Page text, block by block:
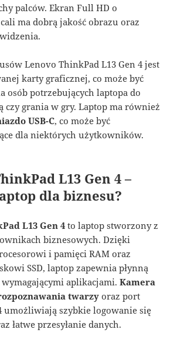
palców. Ekran Full HD o
ma dobrą jakość obrazu oraz
Lenovo ThinkPad L13 Gen 4 jest
karty graficznej, co może być
osób potrzebujących laptopa do
czy grania w gry. Laptop ma również
USB-C, co może być
dla niektórych użytkowników.
L13 Gen 4 –
dla biznesu?
L13 Gen 4 to laptop stworzony z
biznesowych. Dzięki
i pamięci RAM oraz
SSD, laptop zapewnia płynną
wymagającymi aplikacjami.Kamera
twarzy oraz port
umożliwiają szybkie logowanie się
łatwe przesyłanie danych.